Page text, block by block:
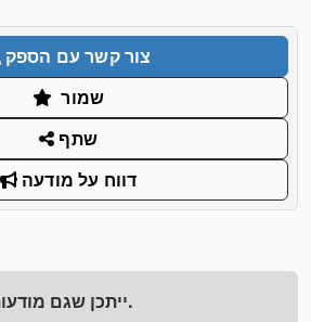
צור קשר עם הספק
שמור
שתף
דווח על מודעה
ייתכן שגם מודעות אלה יעניינו אותך.